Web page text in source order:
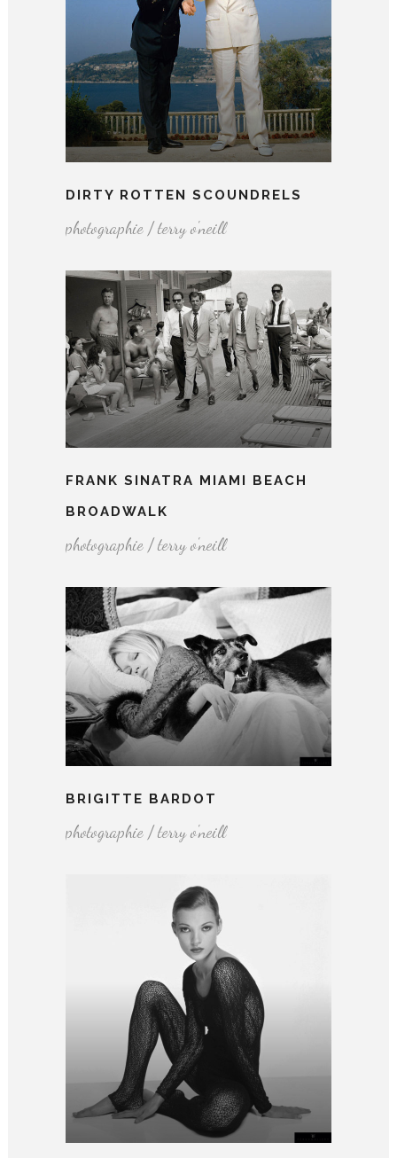
DIRTY ROTTEN SCOUNDRELS
photographie / terry o'neill
FRANK SINATRA MIAMI BEACH
BROADWALK
photographie / terry o'neill
BRIGITTE BARDOT
photographie / terry o'neill